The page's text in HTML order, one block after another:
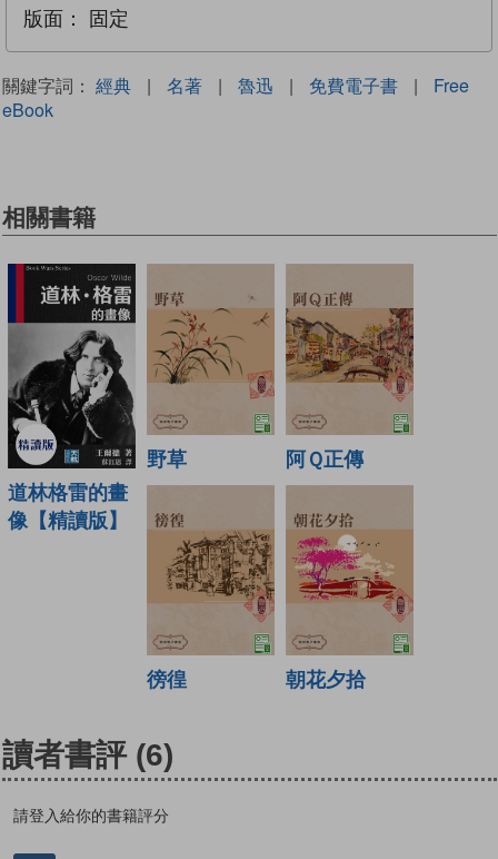
版面： 固定
關鍵字詞： 經典 | 名著 | 魯迅 | 免費電子書 |
Free
eBook
相關書籍
道林格雷的畫
像【精讀版】
野草 阿Ｑ正傳
徬徨 朝花夕拾
讀者書評 (6)
請登入給你的書籍評分